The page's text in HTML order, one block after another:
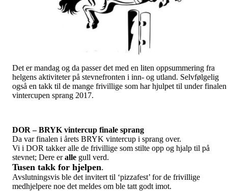
Det er mandag og da passer det med en liten oppsummering fra
helgens aktiviteter på stevnefronten i inn- og utland. Selvfølgelig
også en takk til de mange frivillige som har hjulpet til under
vintercupen sprang 2017.
DOR – BRYK vintercup finale sprang
Da var finalen i årets BRYK vintercup i sprang over.
Vi i DOR takker alle de frivillige som stilte opp og hjalp til på
stevnet; Dere eralle gull verd.
Tusen takk for hjelpen.
Avslutningsvis ble det invitert til ‘pizzafest’ for de frivillige
medhjelpere noe det meldes om ble tatt godt imot.